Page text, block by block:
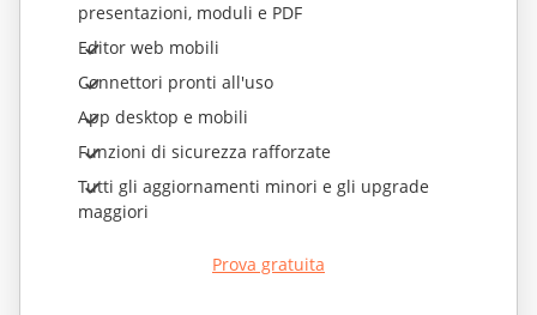
presentazioni, moduli e PDF
Editor web mobili
Connettori pronti all'uso
App desktop e mobili
Funzioni di sicurezza rafforzate
Tutti gli aggiornamenti minori e gli upgrade
maggiori
Prova gratuita